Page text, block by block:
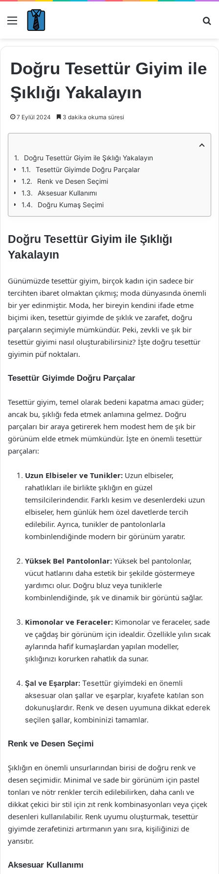
Menü
Doğru Tesettür Giyim ile
Şıklığı Yakalayın
7 Eylül 2024 3 dakika okuma süresi
Doğru Tesettür Giyim ile Şıklığı Yakalayın
Tesettür Giyimde Doğru Parçalar
Renk ve Desen Seçimi
Aksesuar Kullanımı
Doğru Kumaş Seçimi
Doğru Tesettür Giyim ile Şıklığı
Yakalayın
Günümüzde tesettür giyim, birçok kadın için sadece bir
tercihten ibaret olmaktan çıkmış; moda dünyasında önemli
bir yer edinmiştir. Moda, her bireyin kendini ifade etme
biçimi iken, tesettür giyimde de şıklık ve zarafet, doğru
parçaların seçimiyle mümkündür. Peki, zevkli ve şık bir
tesettür giyimi nasıl oluşturabilirsiniz? İşte doğru tesettür
giyimin püf noktaları.
Tesettür Giyimde Doğru Parçalar
Tesettür giyim, temel olarak bedeni kapatma amacı güder;
ancak bu, şıklığı feda etmek anlamına gelmez. Doğru
parçaları bir araya getirerek hem modest hem de şık bir
görünüm elde etmek mümkündür. İşte en önemli tesettür
parçaları:
Uzun Elbiseler ve Tunikler: Uzun elbiseler,
rahatlıkları ile birlikte şıklığın en güzel
temsilcilerindendir. Farklı kesim ve desenlerdeki uzun
elbiseler, hem günlük hem özel davetlerde tercih
edilebilir. Ayrıca, tunikler de pantolonlarla
kombinlendiğinde modern bir görünüm yaratır.
Yüksek Bel Pantolonlar: Yüksek bel pantolonlar,
vücut hatlarını daha estetik bir şekilde göstermeye
yardımcı olur. Doğru bluz veya tuniklerle
kombinlendiğinde, şık ve dinamik bir görüntü sağlar.
Kimonolar ve Feraceler: Kimonolar ve feraceler, sade
ve çağdaş bir görünüm için idealdir. Özellikle yılın sıcak
aylarında hafif kumaşlardan yapılan modeller,
şıklığınızı korurken rahatlık da sunar.
Şal ve Eşarplar: Tesettür giyimdeki en önemli
aksesuar olan şallar ve eşarplar, kıyafete katılan son
dokunuşlardır. Renk ve desen uyumuna dikkat ederek
seçilen şallar, kombininizi tamamlar.
Renk ve Desen Seçimi
Şıklığın en önemli unsurlarından birisi de doğru renk ve
desen seçimidir. Minimal ve sade bir görünüm için pastel
tonları ve nötr renkler tercih edilebilirken, daha canlı ve
dikkat çekici bir stil için zıt renk kombinasyonları veya çiçek
desenleri kullanılabilir. Renk uyumu oluşturmak, tesettür
giyimde zerafetinizi artırmanın yanı sıra, kişiliğinizi de
yansıtır.
Aksesuar Kullanımı